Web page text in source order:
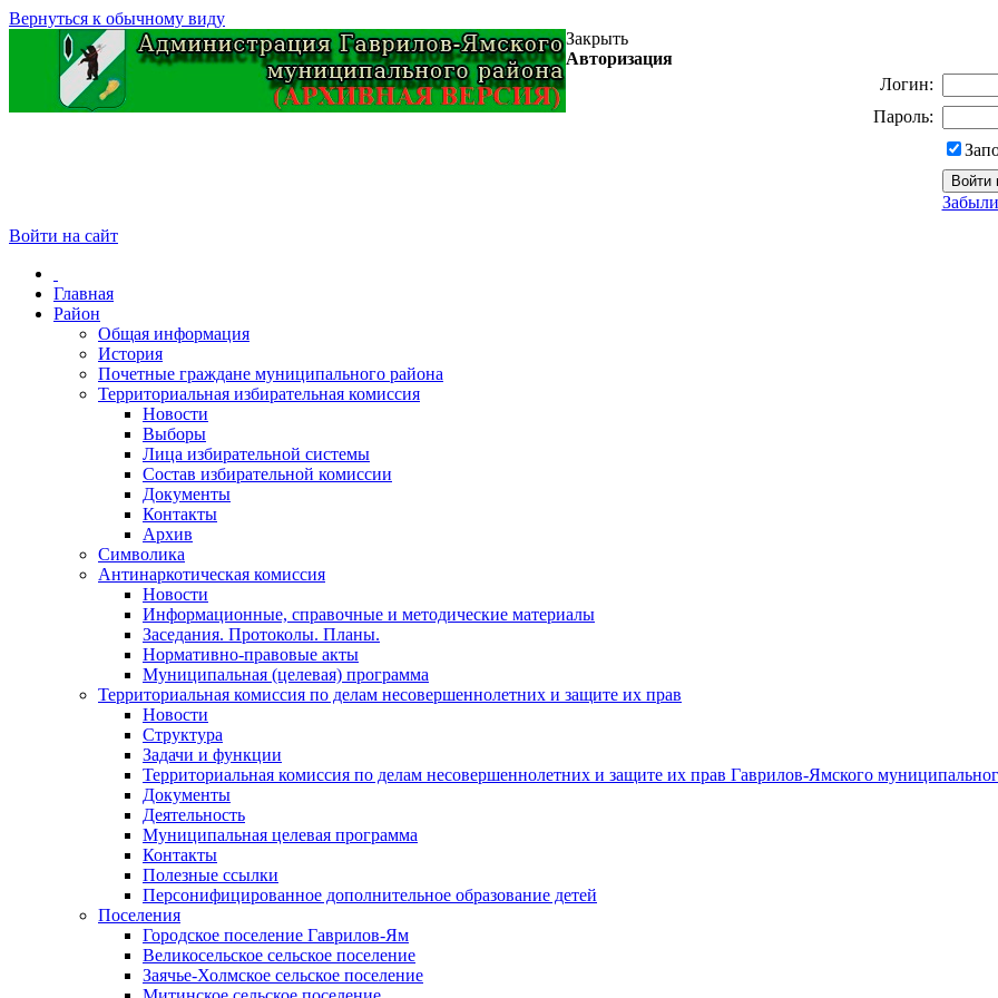
Вернуться к обычному виду
Закрыть
Авторизация
Логин:
Пароль:
Войти на сайт
Главная
Район
Общая информация
История
Почетные граждане муниципального района
Территориальная избирательная комиссия
Новости
Выборы
Лица избирательной системы
Состав избирательной комиссии
Документы
Контакты
Архив
Символика
Антинаркотическая комиссия
Новости
Информационные, справочные и методические материалы
Заседания. Протоколы. Планы.
Нормативно-правовые акты
Муниципальная (целевая) программа
Территориальная комиссия по делам несовершеннолетних и защите их прав
Новости
Структура
Задачи и функции
Территориальная комиссия по делам несовершеннолетних и защите их прав Гаврилов-Ямского
Документы
Деятельность
Муниципальная целевая программа
Контакты
Полезные ссылки
Персонифицированное дополнительное образование детей
Поселения
Городское поселение Гаврилов-Ям
Великосельское сельское поселение
Заячье-Холмское сельское поселение